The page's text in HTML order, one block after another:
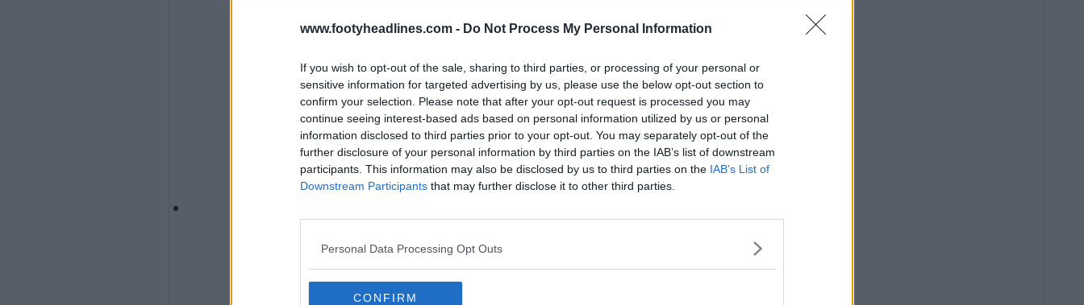
www.footyheadlines.com - Do Not Process My Personal Information
If you wish to opt-out of the sale, sharing to third parties, or processing of your personal or
sensitive information for targeted advertising by us, please use the below opt-out section to
confirm your selection. Please note that after your opt-out request is processed you may
continue seeing interest-based ads based on personal information utilized by us or personal
information disclosed to third parties prior to your opt-out. You may separately opt-out of the
further disclosure of your personal information by third parties on the IAB’s list of downstream
participants. This information may also be disclosed by us to third parties on the IAB’s List of
Downstream Participants that may further disclose it to other third parties.
Personal Data Processing Opt Outs
CONFIRM